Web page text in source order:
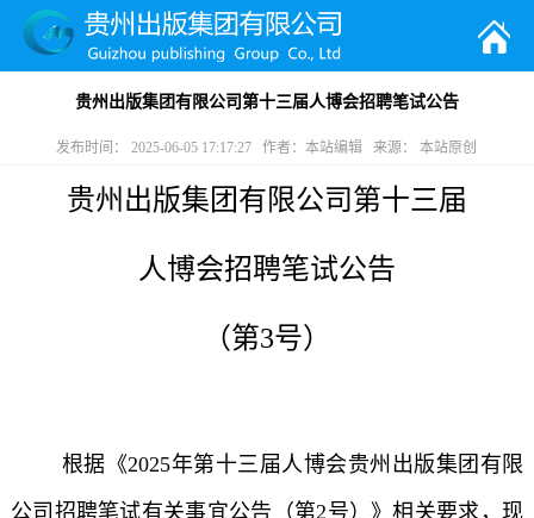
贵州出版集团有限公司第十三届人博会招聘笔试公告
发布时间： 2025-06-05 17:17:27 作者：本站编辑 来源： 本站原创
贵州出版集团有限公司第十三届
人博会招聘笔试公告
（第3号）
根据《2025年第十三届人博会贵州出版集团有限
公司招聘笔试有关事宜公告（第2号）》相关要求，现